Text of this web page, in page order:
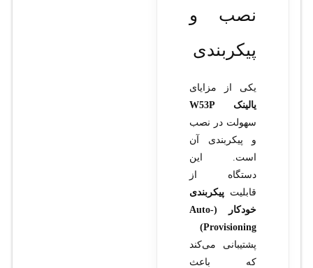
نصب و
پیکربندی
یکی از مزایای
یالینک W53P
سهولت در نصب
و پیکربندی آن
است. این
دستگاه از
قابلیت پیکربندی
خودکار (Auto-
Provisioning)
پشتیبانی می‌کند
که باعث